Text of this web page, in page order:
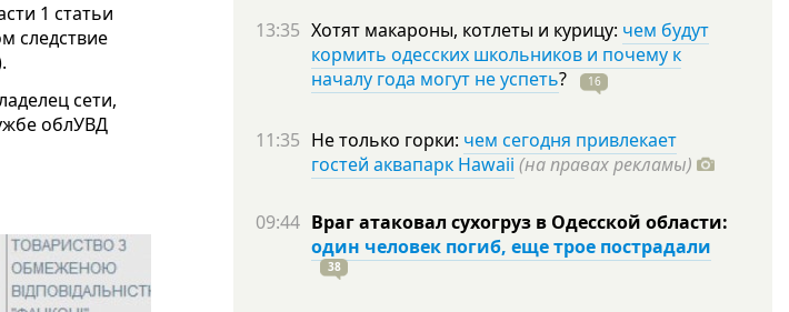
1 статьи
следствие
сети,
облУВД
13:35 Хотят макароны, котлеты и курицу: чем будут
кормить одесских школьников и почему к
началу года могут не успеть? 16
11:35 Не только горки: чем сегодня привлекает
гостей аквапарк Hawaii (на правах рекламы)
09:44 Враг атаковал сухогруз в Одесской области:
один человек погиб, еще трое пострадали
38